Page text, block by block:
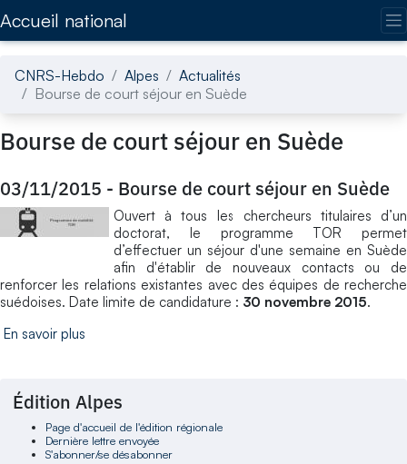
Accueil national
CNRS-Hebdo Alpes
Actualités
Bourse de court séjour en Suède
Bourse de court séjour en Suède
03/11/2015 - Bourse de court séjour en Suède
Ouvert à tous les chercheurs titulaires d’un
doctorat, le programme TOR permet
d’effectuer un séjour d'une semaine en Suède
afin d'établir de nouveaux contacts ou de
renforcer les relations existantes avec des équipes de recherche
suédoises. Date limite de candidature : 30 novembre 2015.
En savoir plus
Édition Alpes
Page d'accueil de l'édition régionale
Dernière lettre envoyée
S'abonner/se désabonner